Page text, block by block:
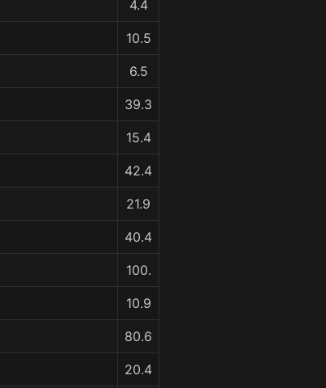
4.4
10.5
6.5
39.3
15.4
42.4
21.9
40.4
100.
10.9
80.6
20.4